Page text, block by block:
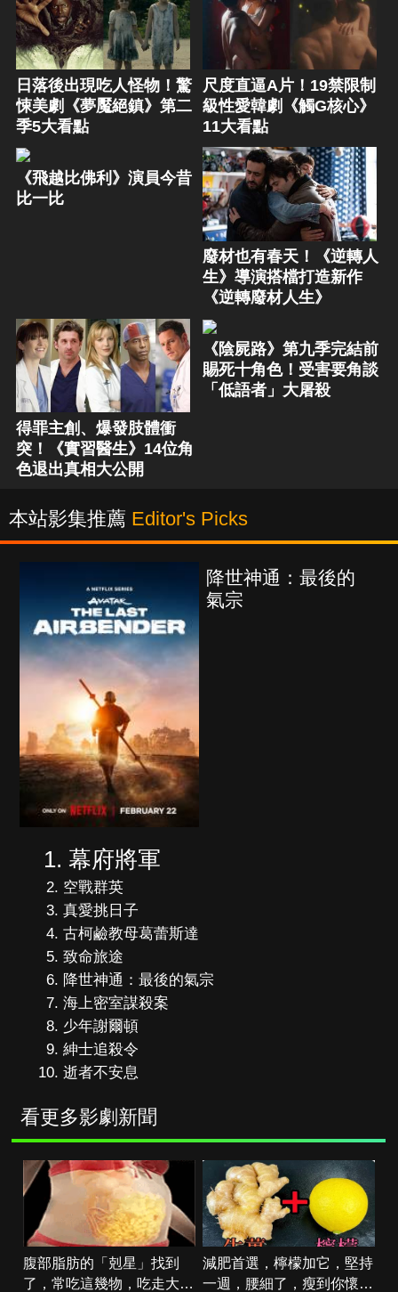
日落後出現吃人怪物！驚
悚美劇《夢魘絕鎮》第二
季5大看點
尺度直逼A片！19禁限制
級性愛韓劇《觸G核心》
11大看點
《飛越比佛利》演員今昔
比一比
廢材也有春天！《逆轉人
生》導演搭檔打造新作
《逆轉廢材人生》
得罪主創、爆發肢體衝
突！《實習醫生》14位角
色退出真相大公開
《陰屍路》第九季完結前
賜死十角色！受害要角談
「低語者」大屠殺
本站影集推薦 Editor's Picks
降世神通：最後的
氣宗
幕府將軍
空戰群英
真愛挑日子
古柯鹼教母葛蕾斯達
致命旅途
降世神通：最後的氣宗
海上密室謀殺案
少年謝爾頓
紳士追殺令
逝者不安息
看更多影劇新聞
腹部脂肪的「剋星」找到
了，常吃這幾物，吃走大肚
減肥首選，檸檬加它，堅持
一週，腰細了，瘦到你懷疑